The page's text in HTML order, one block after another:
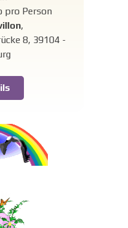
pro Person
,
8, 39104 -